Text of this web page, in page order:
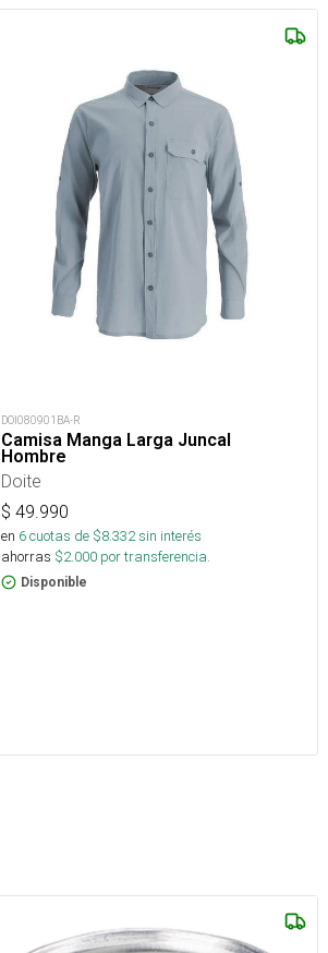
DOI080901BA-R
Camisa Manga Larga Juncal
Hombre
Doite
$ 49.990
en 6cuotas de $8.332sin interés
ahorras $2.000 por transferencia.
Disponible